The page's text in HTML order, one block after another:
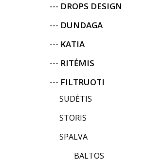
--- DROPS DESIGN
--- DUNDAGA
--- KATIA
--- RITĖMIS
--- FILTRUOTI
SUDĖTIS
STORIS
SPALVA
BALTOS